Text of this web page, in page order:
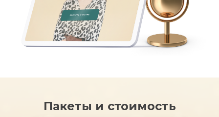
Пакеты и стоимость